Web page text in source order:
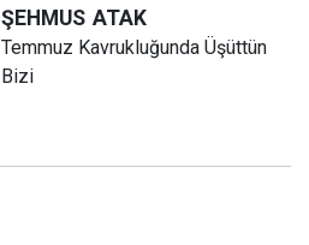
ŞEHMUS ATAK
Temmuz Kavrukluğunda Üşüttün
Bizi